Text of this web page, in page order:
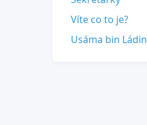
Víte co to je?
Usáma bin Ládin